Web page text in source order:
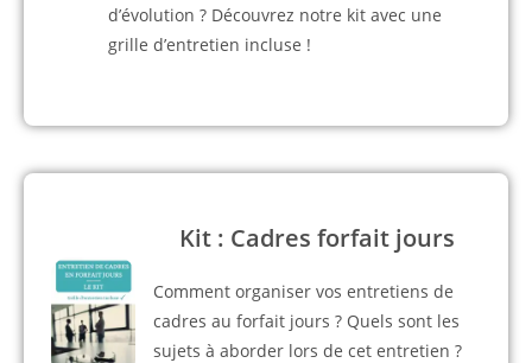
d’évolution ? Découvrez notre kit avec une
grille d’entretien incluse !
Kit : Cadres forfait jours
Comment organiser vos entretiens de
cadres au forfait jours ? Quels sont les
sujets à aborder lors de cet entretien ?